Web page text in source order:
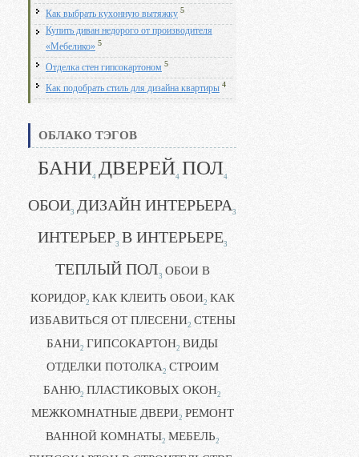
Как выбрать кухонную вытяжку 5
Купить диван недорого от производителя
«Мебелико» 5
Отделка стен гипсокартоном 5
Как подобрать стиль для дизайна квартиры 4
ОБЛАКО ТЭГОВ
БАНИ4 ДВЕРЕЙ4 ПОЛ4
ОБОИ3 ДИЗАЙН ИНТЕРЬЕРА3
ИНТЕРЬЕР3 В ИНТЕРЬЕРЕ3
ТЕПЛЫЙ ПОЛ3 ОБОИ В
КОРИДОР2 КАК КЛЕИТЬ ОБОИ2 КАК
ИЗБАВИТЬСЯ ОТ ПЛЕСЕНИ2 СТЕНЫ
БАНИ2 ГИПСОКАРТОН2 ВИДЫ
ОТДЕЛКИ ПОТОЛКА2 СТРОИМ
БАНЮ2 ПЛАСТИКОВЫХ ОКОН2
МЕЖКОМНАТНЫЕ ДВЕРИ2 РЕМОНТ
ВАННОЙ КОМНАТЫ2 МЕБЕЛЬ2